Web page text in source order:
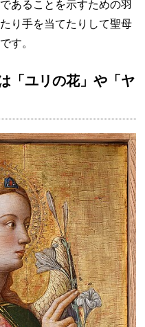
あることを示すための羽
り手を当てたりして聖母
す。
「ユリの花」や「ヤ